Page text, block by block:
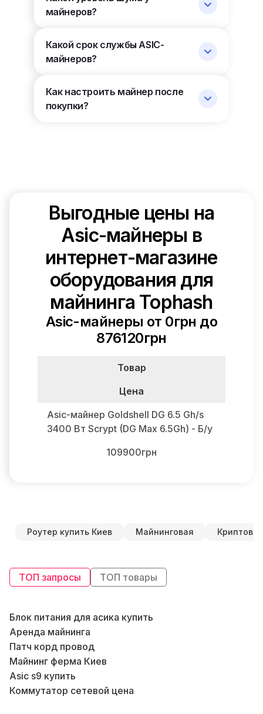
майнеров?
Какой срок службы ASIC-
майнеров?
Как настроить майнер после
покупки?
Выгодные цены на
Asic-майнеры в
интернет-магазине
оборудования для
майнинга Tophash
Asic-майнеры от 0грн до
876120грн
Товар
Цена
Asic-майнер Goldshell DG 6.5 Gh/s
3400 Вт Scrypt (DG Max 6.5Gh) - Б/у
109900грн
Роутер купить Киев Майнинговая
ТОП запросы ТОП товары
Блок питания для асика купить
Аренда майнинга
Патч корд провод
Майнинг ферма Киев
Asic s9 купить
Коммутатор сетевой цена